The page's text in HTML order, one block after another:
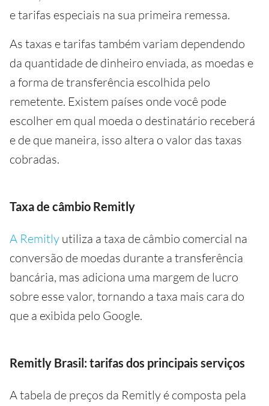
e tarifas especiais na sua primeira remessa.
As taxas e tarifas também variam dependendo
da quantidade de dinheiro enviada, as moedas e
a forma de transferência escolhida pelo
remetente. Existem países onde você pode
escolher em qual moeda o destinatário receberá
e de que maneira, isso altera o valor das taxas
cobradas.
Taxa de câmbio Remitly
A Remitly utiliza a taxa de câmbio comercial na
conversão de moedas durante a transferência
bancária, mas adiciona uma margem de lucro
sobre esse valor, tornando a taxa mais cara do
que a exibida pelo Google.
Remitly Brasil: tarifas dos principais serviços
A tabela de preços da Remitly é composta pela